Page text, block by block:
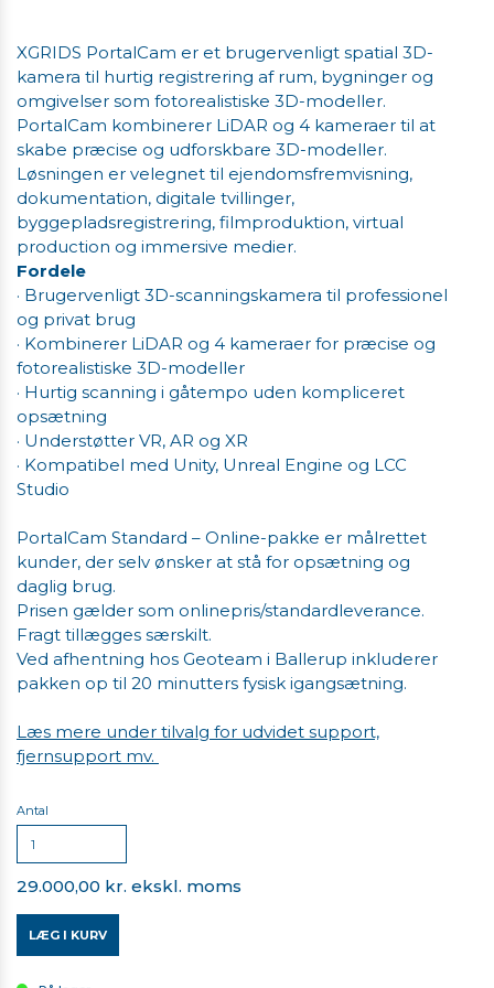
XGRIDS PortalCam er et brugervenligt spatial 3D-
kamera til hurtig registrering af rum, bygninger og
omgivelser som fotorealistiske 3D-modeller.
PortalCam kombinerer LiDAR og 4 kameraer til at
skabe præcise og udforskbare 3D-modeller.
Løsningen er velegnet til ejendomsfremvisning,
dokumentation, digitale tvillinger,
byggepladsregistrering, filmproduktion, virtual
production og immersive medier.
Fordele
· Brugervenligt 3D-scanningskamera til professionel
og privat brug
· Kombinerer LiDAR og 4 kameraer for præcise og
fotorealistiske 3D-modeller
· Hurtig scanning i gåtempo uden kompliceret
opsætning
· Understøtter VR, AR og XR
· Kompatibel med Unity, Unreal Engine og LCC
Studio
PortalCam Standard – Online-pakke er målrettet
kunder, der selv ønsker at stå for opsætning og
daglig brug.
Prisen gælder som onlinepris/standardleverance.
Fragt tillægges særskilt.
Ved afhentning hos Geoteam i Ballerup inkluderer
pakken op til 20 minutters fysisk igangsætning.
Læs mere under tilvalg for udvidet support,
fjernsupport mv.
Antal
29.000,00 kr. ekskl. moms
LÆG I KURV